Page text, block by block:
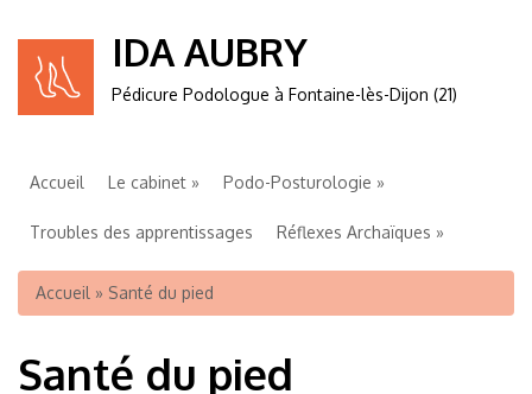
IDA AUBRY
Pédicure Podologue à Fontaine-lès-Dijon (21)
Accueil Le cabinet Podo-Posturologie
Troubles des apprentissages Réflexes Archaïques
K-Taping Réflexologie plantaire
Vous êtes ici
Accueil » Santé du pied
Santé du pied